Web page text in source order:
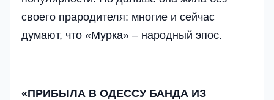
своего прародителя: многие и сейчас
думают, что «Мурка» – народный эпос.
«ПРИБЫЛА В ОДЕССУ БАНДА ИЗ